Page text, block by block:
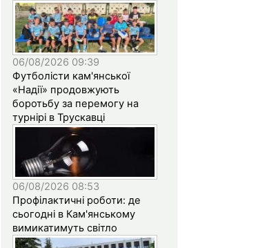
06/08/2026 09:39
Футболісти кам'янської
«Надії» продовжують
боротьбу за перемогу на
турнірі в Трускавці
06/08/2026 08:53
Профілактичні роботи: де
сьогодні в Кам'янському
вимикатимуть світло